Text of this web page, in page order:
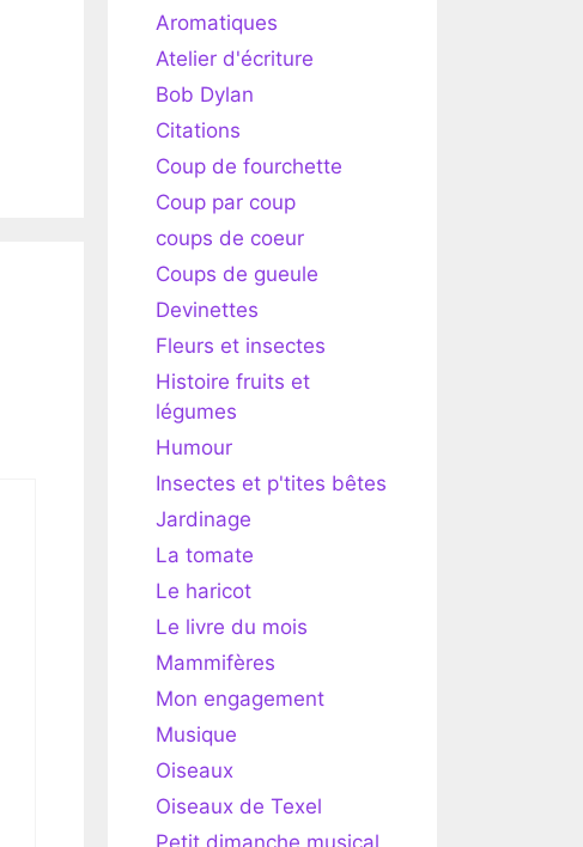
Aromatiques
Atelier d'écriture
Bob Dylan
Citations
Coup de fourchette
Coup par coup
coups de coeur
Coups de gueule
Devinettes
Fleurs et insectes
Histoire fruits et
légumes
Humour
Insectes et p'tites bêtes
Jardinage
La tomate
Le haricot
Le livre du mois
Mammifères
Mon engagement
Musique
Oiseaux
Oiseaux de Texel
Petit dimanche musical